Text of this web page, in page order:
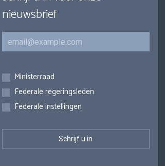
nieuwsbrief
E-mail
Inschrijvingen
Ministerraad
Federale regeringsleden
Federale instellingen